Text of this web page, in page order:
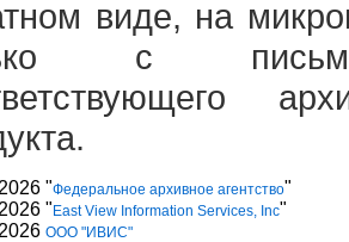
виде, на
с
"Федеральное архивное агентство"
" East View Information Services, Inc"
ООО "ИВИС"